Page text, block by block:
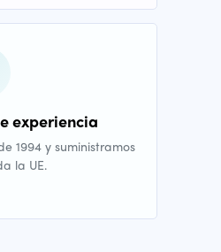
experiencia
1994 y suministramos
la UE.